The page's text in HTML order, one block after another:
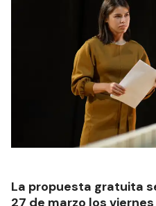
La propuesta gratuita
27 de marzo los